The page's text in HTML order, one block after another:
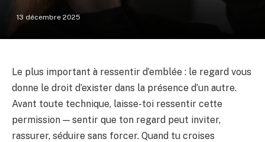
13 décembre 2025
Le plus important à ressentir d’emblée : le regard vous
donne le droit d’exister dans la présence d’un autre.
Avant toute technique, laisse-toi ressentir cette
permission — sentir que ton regard peut inviter,
rassurer, séduire sans forcer. Quand tu croises